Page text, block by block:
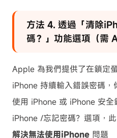
方法 4. 透過「清除
碼？」功能選項（需
Apple 為我們提供了在鎖定
iPhone 持續輸入錯誤密碼
使用 iPhone 或 iPhone 安
iPhone /忘記密碼？選項，
解決無法使用iPhone 問題